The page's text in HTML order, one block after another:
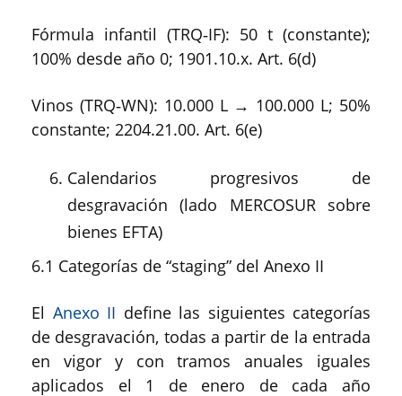
Fórmula infantil (TRQ‑IF): 50 t (constante);
100% desde año 0; 1901.10.x. Art. 6(d)
Vinos (TRQ‑WN): 10.000 L → 100.000 L; 50%
constante; 2204.21.00. Art. 6(e)
Calendarios progresivos de
desgravación (lado MERCOSUR sobre
bienes EFTA)
6.1 Categorías de “staging” del Anexo II
El Anexo II define las siguientes categorías
de desgravación, todas a partir de la entrada
en vigor y con tramos anuales iguales
aplicados el 1 de enero de cada año